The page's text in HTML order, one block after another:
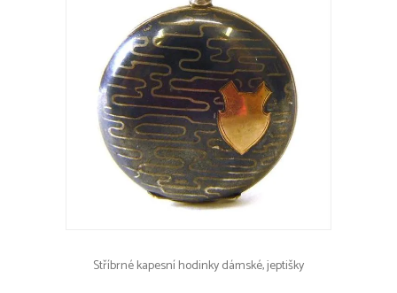
Stříbrné kapesní hodinky dámské, jeptišky